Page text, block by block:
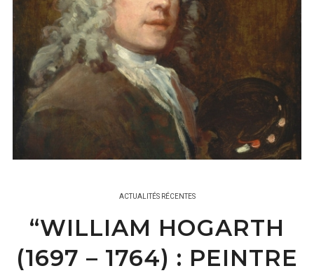
ACTUALITÉS RÉCENTES
“WILLIAM HOGARTH
(1697 – 1764) : PEINTRE